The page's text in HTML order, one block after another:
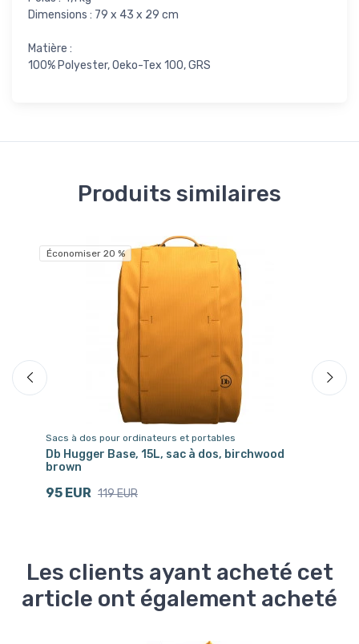
Dimensions : 79 x 43 x 29 cm
Matière :
100% Polyester, Oeko-Tex 100, GRS
Produits similaires
Économiser 20 %
Sacs à dos pour ordinateurs et portables
Db Hugger Base, 15L, sac à dos, birchwood
brown
95 EUR 119 EUR
Les clients ayant acheté cet
article ont également acheté